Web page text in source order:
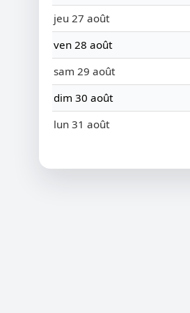
jeu 27 août
ven 28 août
sam 29 août
dim 30 août
lun 31 août